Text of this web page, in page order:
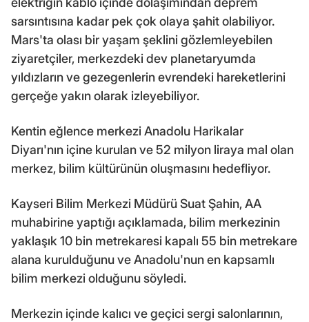
sarsıntısına kadar pek çok olaya şahit olabiliyor.
Mars'ta olası bir yaşam şeklini gözlemleyebilen
ziyaretçiler, merkezdeki dev planetaryumda
yıldızların ve gezegenlerin evrendeki hareketlerini
gerçeğe yakın olarak izleyebiliyor.
Kentin eğlence merkezi Anadolu Harikalar
Diyarı'nın içine kurulan ve 52 milyon liraya mal olan
merkez, bilim kültürünün oluşmasını hedefliyor.
Kayseri Bilim Merkezi Müdürü Suat Şahin, AA
muhabirine yaptığı açıklamada, bilim merkezinin
yaklaşık 10 bin metrekaresi kapalı 55 bin metrekare
alana kurulduğunu ve Anadolu'nun en kapsamlı
bilim merkezi olduğunu söyledi.
Merkezin içinde kalıcı ve geçici sergi salonlarının,